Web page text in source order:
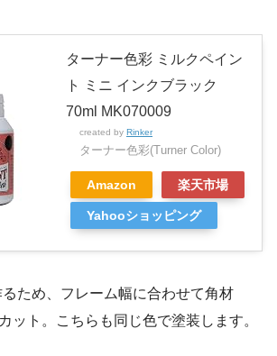
ターナー色彩 ミルクペイン
ト ミニ インクブラック
70ml MK070009
created by Rinker
ターナー色彩(Turner Color)
Amazon 楽天市場
Yahooショッピング
ため、フレーム幅に合わせて角材
ット。こちらも同じ色で塗装します。